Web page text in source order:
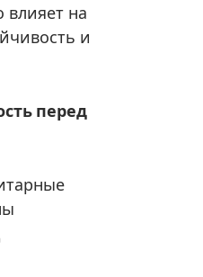
влияет на
и
перед